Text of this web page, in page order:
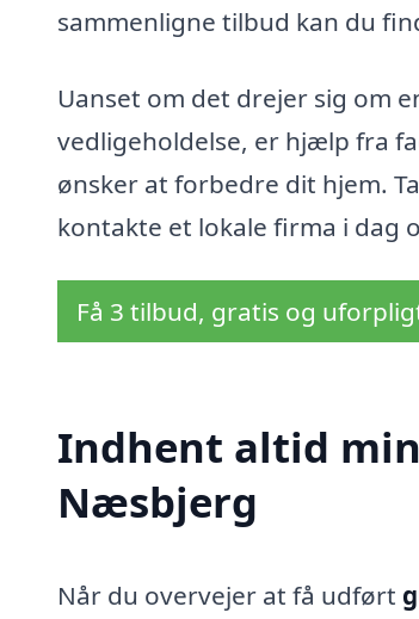
sammenligne tilbud kan du
Uanset om det drejer sig om
vedligeholdelse, er hjælp fra
ønsker at forbedre dit hjem.
kontakte et lokale firma i dag
Få 3 tilbud, gratis og
Indhent altid
Næsbjerg
Når du overvejer at få udført